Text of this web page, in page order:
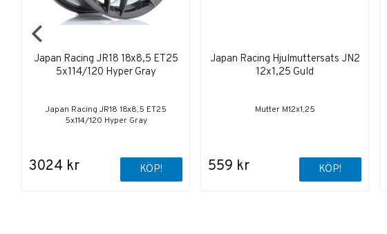
Japan Racing JR18 18x8,5 ET25
5x114/120 Hyper Gray
Japan Racing JR18 18x8,5 ET25
5x114/120 Hyper Gray
3024 kr KÖP!
Japan Racing Hjulmuttersats JN2
12x1,25 Guld
Mutter M12x1,25
559 kr KÖP!